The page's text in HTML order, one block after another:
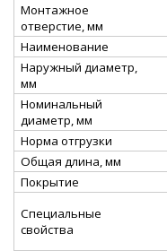
Монтажное
отверстие, мм
Наименование
Наружный диаметр,
мм
Номинальный
диаметр, мм
Норма отгрузки
Общая длина, мм
Покрытие
Специальные
свойства